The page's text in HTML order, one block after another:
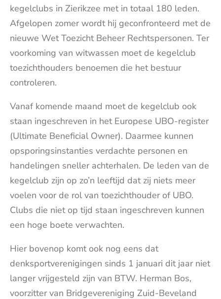
kegelclubs in Zierikzee met in totaal 180 leden.
Afgelopen zomer wordt hij geconfronteerd met de
nieuwe Wet Toezicht Beheer Rechtspersonen. Ter
voorkoming van witwassen moet de kegelclub
toezichthouders benoemen die het bestuur
controleren.
Vanaf komende maand moet de kegelclub ook
staan ingeschreven in het Europese UBO-register
(Ultimate Beneficial Owner). Daarmee kunnen
opsporingsinstanties verdachte personen en
handelingen sneller achterhalen. De leden van de
kegelclub zijn op zo’n leeftijd dat zij niets meer
voelen voor de rol van toezichthouder of UBO.
Clubs die niet op tijd staan ingeschreven kunnen
een hoge boete verwachten.
Hier bovenop komt ook nog eens dat
denksportverenigingen sinds 1 januari dit jaar niet
langer vrijgesteld zijn van BTW. Herman Bos,
voorzitter van Bridgevereniging Zuid-Beveland